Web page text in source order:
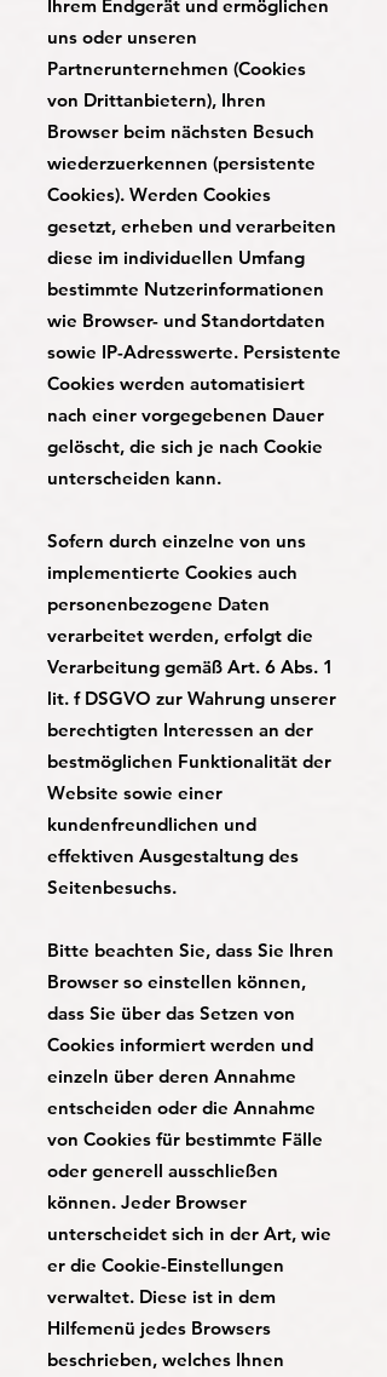
Ihrem Endgerät und ermöglichen
uns oder unseren
Partnerunternehmen (Cookies
von Drittanbietern), Ihren
Browser beim nächsten Besuch
wiederzuerkennen (persistente
Cookies). Werden Cookies
gesetzt, erheben und verarbeiten
diese im individuellen Umfang
bestimmte Nutzerinformationen
wie Browser- und Standortdaten
sowie IP-Adresswerte. Persistente
Cookies werden automatisiert
nach einer vorgegebenen Dauer
gelöscht, die sich je nach Cookie
unterscheiden kann.
Sofern durch einzelne von uns
implementierte Cookies auch
personenbezogene Daten
verarbeitet werden, erfolgt die
Verarbeitung gemäß Art. 6 Abs. 1
lit. f DSGVO zur Wahrung unserer
berechtigten Interessen an der
bestmöglichen Funktionalität der
Website sowie einer
kundenfreundlichen und
effektiven Ausgestaltung des
Seitenbesuchs.
Bitte beachten Sie, dass Sie Ihren
Browser so einstellen können,
dass Sie über das Setzen von
Cookies informiert werden und
einzeln über deren Annahme
entscheiden oder die Annahme
von Cookies für bestimmte Fälle
oder generell ausschließen
können. Jeder Browser
unterscheidet sich in der Art, wie
er die Cookie-Einstellungen
verwaltet. Diese ist in dem
Hilfemenü jedes Browsers
beschrieben, welches Ihnen